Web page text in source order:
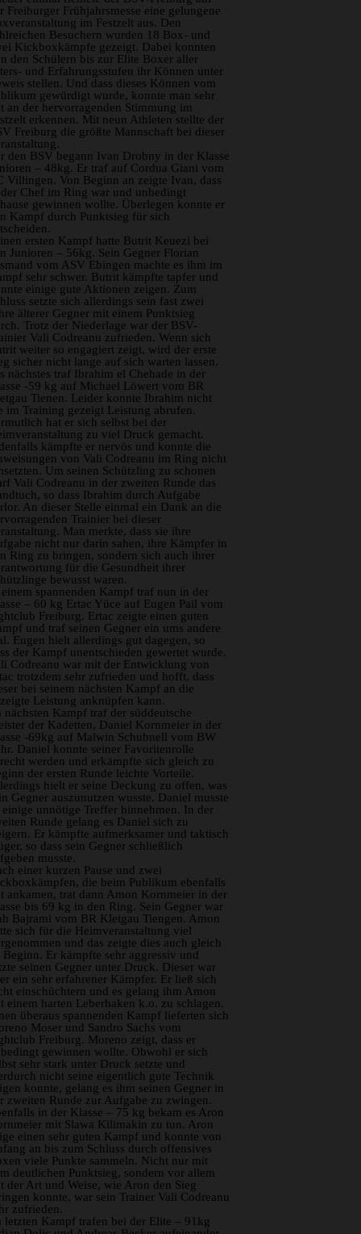
Freiburger Frühjahrsmesse eine gelungene
im Festzelt aus. Den
Besuchern wurden 18 Box- und
Kickboxkämpfe gezeigt. Dabei konnten
den Schülern bis zur Elite Boxer aller
und Erfahrungsstufen ihr Können unter
stellen. Und dass dieses Können vom
gewürdigt wurde, konnte man sehr
an der hervorragenden Stimmung im
erkennen. Mit neun Athleten stellte der
Freiburg die größte Mannschaft bei dieser
den BSV begann Ivan Drobny in der Klasse
– 48kg. Er traf auf Cordua Giani vom
Villingen. Von Beginn an zeigte Ivan, dass
Chef im Ring war und unbedingt
gewinnen wollte. Überlegen konnte er
Kampf durch Punktsieg für sich
ersten Kampf hatte Butrit Keuezi bei
Junioren – 56kg. Sein Gegner Florian
vom ASV Ebingen machte es ihm im
sehr schwer. Butrit kämpfte tapfer und
einige gute Aktionen zeigen. Zum
setzte sich allerdings sein fast zwei
älterer Gegner mit einem Punktsieg
Trotz der Niederlage war der BSV-
Vali Codreanu zufrieden. Wenn sich
weiter so engagiert zeigt, wird der erste
sicher nicht lange auf sich warten lassen.
nächstes traf Ibrahim el Chehade in der
-59 kg auf Michael Löwert vom BR
Tienen. Leider konnte Ibrahim nicht
im Training gezeigt Leistung abrufen.
hat er sich selbst bei der
zu viel Druck gemacht.
kämpfte er nervös und konnte die
von Vali Codreanu im Ring nicht
Um seinen Schützling zu schonen
Vali Codreanu in der zweiten Runde das
so dass Ibrahim durch Aufgabe
An dieser Stelle einmal ein Dank an die
Trainier bei dieser
Man merkte, dass sie ihre
nicht nur darin sahen, ihre Kämpfer in
Ring zu bringen, sondern sich auch ihrer
für die Gesundheit ihrer
bewusst waren.
spannenden Kampf traf nun in der
– 60 kg Ertac Yüce auf Eugen Pail vom
Freiburg. Ertac zeigte einen guten
und traf seinen Gegner ein ums andere
Eugen hielt allerdings gut dagegen, so
der Kampf unentschieden gewertet wurde.
Codreanu war mit der Entwicklung von
trotzdem sehr zufrieden und hofft, dass
bei seinem nächsten Kampf an die
Leistung anknüpfen kann.
nächsten Kampf traf der süddeutsche
der Kadetten, Daniel Kornmeier in der
-69kg auf Malwin Schubnell vom BW
Daniel konnte seiner Favoritenrolle
werden und erkämpfte sich gleich zu
der ersten Runde leichte Vorteile.
hielt er seine Deckung zu offen, was
Gegner auszunutzen wusste. Daniel musste
einige unnötige Treffer hinnehmen. In der
Runde gelang es Daniel sich zu
Er kämpfte aufmerksamer und taktisch
so dass sein Gegner schließlich
musste.
einer kurzen Pause und zwei
die beim Publikum ebenfalls
ankamen, trat dann Amon Kornmeier in der
bis 69 kg in den Ring. Sein Gegner war
Bajrami vom BR Kletgau Tiengen. Amon
sich für die Heimveranstaltung viel
und das zeigte dies auch gleich
Beginn. Er kämpfte sehr aggressiv und
seinen Gegner unter Druck. Dieser war
ein sehr erfahrener Kämpfer. Er ließ sich
einschüchtern und es gelang ihm Amon
einem harten Leberhaken k.o. zu schlagen.
überaus spannenden Kampf lieferten sich
Moser und Sandro Sachs vom
Freiburg. Moreno zeigt, dass er
gewinnen wollte. Obwohl er sich
sehr stark unter Druck setzte und
nicht seine eigentlich gute Technik
konnte, gelang es ihm seinen Gegner in
zweiten Runde zur Aufgabe zu zwingen.
in der Klasse – 75 kg bekam es Aron
mit Slawa Kilimakin zu tun. Aron
einen sehr guten Kampf und konnte von
an bis zum Schluss durch offensives
viele Punkte sammeln. Nicht nur mit
deutlichen Punktsieg, sondern vor allem
der Art und Weise, wie Aron den Sieg
konnte, war sein Trainer Vali Codreanu
zufrieden.
letzten Kampf trafen bei der Elite – 91kg